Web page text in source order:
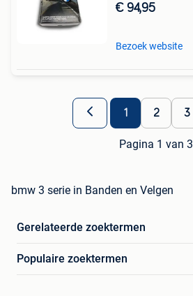
€ 94,95
Bezoek website
1 2 3
Pagina 1 van 3
bmw 3 serie in Banden en Velgen
Gerelateerde zoektermen
Populaire zoektermen